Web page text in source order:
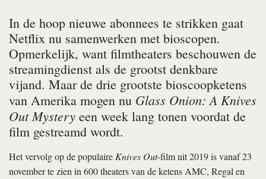
In de hoop nieuwe abonnees te strikken gaat
Netflix nu samenwerken met bioscopen.
Opmerkelijk, want filmtheaters beschouwen de
streamingdienst als de grootst denkbare
vijand. Maar de drie grootste bioscoopketens
van Amerika mogen nu Glass Onion: A Knives
Out Mystery een week lang tonen voordat de
film gestreamd wordt.
Het vervolg op de populaireKnives Out-film uit 2019 is vanaf 23
november te zien in 600 theaters van de ketens AMC, Regal en